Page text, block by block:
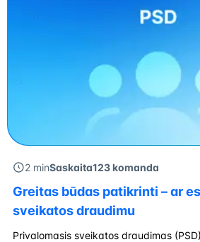
2 minSaskaita123 komanda
Greitas būdas patikrinti – ar
sveikatos draudimu
Privalomasis sveikatos draudimas